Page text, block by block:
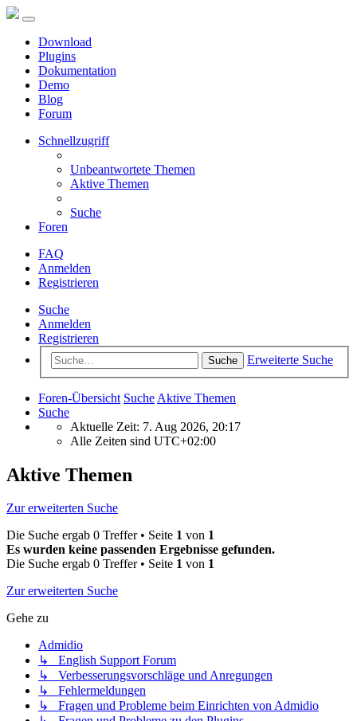
Download
Plugins
Dokumentation
Demo
Blog
Forum
Schnellzugriff
Unbeantwortete Themen
Aktive Themen
Suche
Foren
FAQ
Anmelden
Registrieren
Suche
Anmelden
Registrieren
Suche Erweiterte Suche
Foren-Übersicht Suche Aktive Themen
Suche
Aktuelle Zeit: 7. Aug 2026, 20:17
Alle Zeiten sind UTC+02:00
Aktive Themen
Zur erweiterten Suche
Die Suche ergab 0 Treffer • Seite 1 von 1
Es wurden keine passenden Ergebnisse gefunden.
Die Suche ergab 0 Treffer • Seite 1 von 1
Zur erweiterten Suche
Gehe zu
Admidio
↳ English Support Forum
↳ Verbesserungsvorschläge und Anregungen
↳ Fehlermeldungen
↳ Fragen und Probleme beim Einrichten von Admidio